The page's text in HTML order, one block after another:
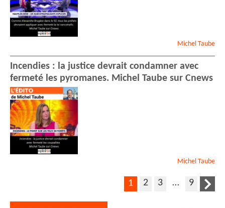
Michel Taube
Incendies : la justice devrait condamner avec
fermeté les pyromanes. Michel Taube sur Cnews
Michel Taube
1 2 3 … 9